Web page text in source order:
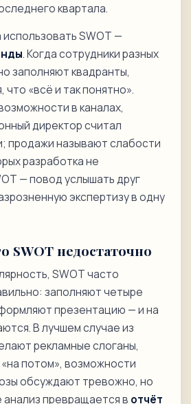
квартала.
SWOT —
. Когда сотрудники разных
заполняют квадранты,
«всё и так понятно».
в каналах,
директор считал
продажи называют слабости
разработка не
— повод услышать друг
экспертизу в одну
SWOT недостаточно
SWOT часто
заполняют четыре
презентацию — и на
В лучшем случае из
рекламные слоганы,
потом», возможности
обсуждают тревожно, но
анализ превращается в отчёт